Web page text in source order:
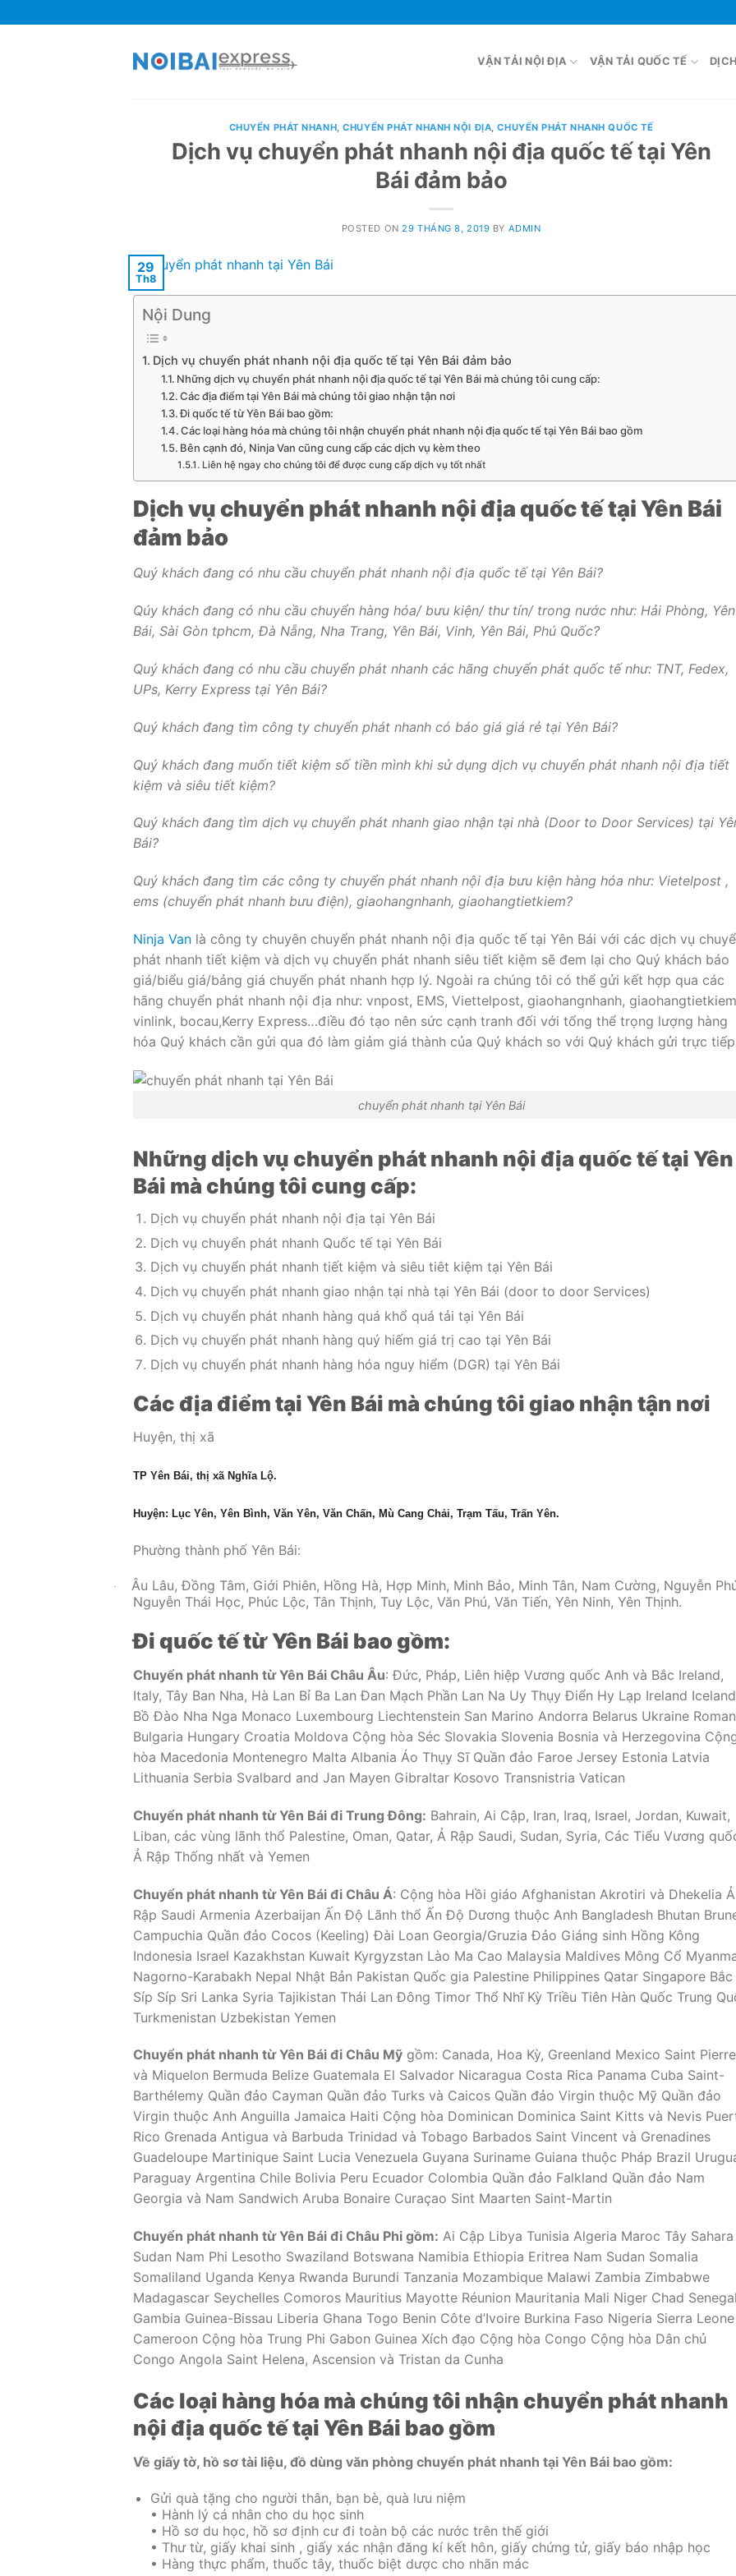
to
VẬN TẢI NỘI ĐỊA VẬN TẢI QUỐC TẾ
CHUYỂN PHÁT NHANH,CHUYỂN PHÁT NHANH NỘI ĐỊA,CHUYỂN PHÁT NHANH QUỐC TẾ
Dịch vụ chuyển phát nhanh nội địa quốc tế tại Yên
Bái đảm bảo
POSTED ON 29 THÁNG 8, 2019 BY ADMIN
29
Th8
Nội Dung
Dịch vụ chuyển phát nhanh nội địa quốc tế tại Yên Bái đảm bảo
Những dịch vụ chuyển phát nhanh nội địa quốc tế tại Yên Bái mà chúng tôi cung cấp:
Các địa điểm tại Yên Bái mà chúng tôi giao nhận tận nơi
Đi quốc tế từ Yên Bái bao gồm:
Các loại hàng hóa mà chúng tôi nhận chuyển phát nhanh nội địa quốc tế tại Yên Bái bao gồm
Bên cạnh đó, Ninja Van cũng cung cấp các dịch vụ kèm theo
Liên hệ ngay cho chúng tôi để được cung cấp dịch vụ tốt nhất
Dịch vụ chuyển phát nhanh nội địa quốc tế tại Yên Bái
đảm bảo
Quý khách đang có nhu cầu chuyển phát nhanh nội địa quốc tế tại Yên Bái?
Qúy khách đang có nhu cầu chuyển hàng hóa/ bưu kiện/ thư tín/ trong nước như: Hải Phòng, Yên
Bái, Sài Gòn tphcm, Đà Nẵng, Nha Trang, Yên Bái, Vinh, Yên Bái, Phú Quốc?
Quý khách đang có nhu cầu chuyển phát nhanh các hãng chuyển phát quốc tế như: TNT, Fedex,
UPs, Kerry Express tại Yên Bái?
Quý khách đang tìm công ty chuyển phát nhanh có báo giá giá rẻ tại Yên Bái?
Quý khách đang muốn tiết kiệm số tiền mình khi sử dụng dịch vụ chuyển phát nhanh nội địa tiết
kiệm và siêu tiết kiệm?
Quý khách đang tìm dịch vụ chuyển phát nhanh giao nhận tại nhà (Door to Door Services) tại
Bái?
Quý khách đang tìm các công ty chuyển phát nhanh nội địa bưu kiện hàng hóa như: Vietelpost ,
ems (chuyển phát nhanh bưu điện), giaohangnhanh, giaohangtietkiem?
Ninja Van là công ty chuyên chuyển phát nhanh nội địa quốc tế tại Yên Bái với các dịch vụ
phát nhanh tiết kiệm và dịch vụ chuyển phát nhanh siêu tiết kiệm sẽ đem lại cho Quý khách báo
giá/biểu giá/bảng giá chuyển phát nhanh hợp lý. Ngoài ra chúng tôi có thể gửi kết hợp qua các
hãng chuyển phát nhanh nội địa như: vnpost, EMS, Viettelpost, giaohangnhanh,
vinlink, bocau,Kerry Express…điều đó tạo nên sức cạnh tranh đối với tổng thể trọng lượng hàng
hóa Quý khách cần gửi qua đó làm giảm giá thành của Quý khách so với Quý khách gửi trực
chuyển phát nhanh tại Yên Bái
Những dịch vụ chuyển phát nhanh nội địa quốc tế tại Yên
Bái mà chúng tôi cung cấp:
Dịch vụ chuyển phát nhanh nội địa tại Yên Bái
Dịch vụ chuyển phát nhanh Quốc tế tại Yên Bái
Dịch vụ chuyển phát nhanh tiết kiệm và siêu tiêt kiệm tại Yên Bái
Dịch vụ chuyển phát nhanh giao nhận tại nhà tại Yên Bái (door to door Services)
Dịch vụ chuyển phát nhanh hàng quá khổ quá tải tại Yên Bái
Dịch vụ chuyển phát nhanh hàng quý hiếm giá trị cao tại Yên Bái
Dịch vụ chuyển phát nhanh hàng hóa nguy hiểm (DGR) tại Yên Bái
Các địa điểm tại Yên Bái mà chúng tôi giao nhận tận nơi
Huyện, thị xã
TP Yên Bái, thị xã Nghĩa Lộ.
Huyện: Lục Yên, Yên Bình, Văn Yên, Văn Chấn, Mù Cang Chải, Trạm Tấu, Trấn Yên.
Phường thành phố Yên Bái:
·
Âu Lâu, Đồng Tâm, Giới Phiên, Hồng Hà, Hợp Minh, Minh Bảo, Minh Tân, Nam Cường, Nguyễn
Nguyễn Thái Học, Phúc Lộc, Tân Thịnh, Tuy Lộc, Văn Phú, Văn Tiến, Yên Ninh, Yên Thịnh.
Đi quốc tế từ Yên Bái bao gồm:
Chuyển phát nhanh từ Yên Bái Châu Âu: Đức, Pháp, Liên hiệp Vương quốc Anh và Bắc Ireland,
Italy, Tây Ban Nha, Hà Lan Bỉ Ba Lan Đan Mạch Phần Lan Na Uy Thụy Điển Hy Lạp Ireland Iceland
Bồ Đào Nha Nga Monaco Luxembourg Liechtenstein San Marino Andorra Belarus Ukraine
Bulgaria Hungary Croatia Moldova Cộng hòa Séc Slovakia Slovenia Bosnia và Herzegovina
hòa Macedonia Montenegro Malta Albania Áo Thụy Sĩ Quần đảo Faroe Jersey Estonia Latvia
Lithuania Serbia Svalbard and Jan Mayen Gibraltar Kosovo Transnistria Vatican
Chuyển phát nhanh từ Yên Bái đi Trung Đông: Bahrain, Ai Cập, Iran, Iraq, Israel, Jordan, Kuwait,
Liban, các vùng lãnh thổ Palestine, Oman, Qatar, Ả Rập Saudi, Sudan, Syria, Các Tiểu Vương
Ả Rập Thống nhất và Yemen
Chuyển phát nhanh từ Yên Bái đi Châu Á: Cộng hòa Hồi giáo Afghanistan Akrotiri và Dhekelia Ả
Rập Saudi Armenia Azerbaijan Ấn Độ Lãnh thổ Ấn Độ Dương thuộc Anh Bangladesh Bhutan
Campuchia Quần đảo Cocos (Keeling) Đài Loan Georgia/Gruzia Đảo Giáng sinh Hồng Kông
Indonesia Israel Kazakhstan Kuwait Kyrgyzstan Lào Ma Cao Malaysia Maldives Mông Cổ
Nagorno-Karabakh Nepal Nhật Bản Pakistan Quốc gia Palestine Philippines Qatar Singapore Bắc
Síp Síp Sri Lanka Syria Tajikistan Thái Lan Đông Timor Thổ Nhĩ Kỳ Triều Tiên Hàn Quốc Trung
Turkmenistan Uzbekistan Yemen
Chuyển phát nhanh từ Yên Bái đi Châu Mỹ gồm: Canada, Hoa Kỳ, Greenland Mexico Saint Pierre
và Miquelon Bermuda Belize Guatemala El Salvador Nicaragua Costa Rica Panama Cuba Saint-
Barthélemy Quần đảo Cayman Quần đảo Turks và Caicos Quần đảo Virgin thuộc Mỹ Quần đảo
Virgin thuộc Anh Anguilla Jamaica Haiti Cộng hòa Dominican Dominica Saint Kitts và Nevis
Rico Grenada Antigua và Barbuda Trinidad và Tobago Barbados Saint Vincent và Grenadines
Guadeloupe Martinique Saint Lucia Venezuela Guyana Suriname Guiana thuộc Pháp Brazil
Paraguay Argentina Chile Bolivia Peru Ecuador Colombia Quần đảo Falkland Quần đảo Nam
Georgia và Nam Sandwich Aruba Bonaire Curaçao Sint Maarten Saint-Martin
Chuyển phát nhanh từ Yên Bái đi Châu Phi gồm: Ai Cập Libya Tunisia Algeria Maroc Tây Sahara
Sudan Nam Phi Lesotho Swaziland Botswana Namibia Ethiopia Eritrea Nam Sudan Somalia
Somaliland Uganda Kenya Rwanda Burundi Tanzania Mozambique Malawi Zambia Zimbabwe
Madagascar Seychelles Comoros Mauritius Mayotte Réunion Mauritania Mali Niger Chad Senegal
Gambia Guinea-Bissau Liberia Ghana Togo Benin Côte d’Ivoire Burkina Faso Nigeria Sierra Leone
Cameroon Cộng hòa Trung Phi Gabon Guinea Xích đạo Cộng hòa Congo Cộng hòa Dân chủ
Congo Angola Saint Helena, Ascension và Tristan da Cunha
Các loại hàng hóa mà chúng tôi nhận chuyển phát nhanh
nội địa quốc tế tại Yên Bái bao gồm
Về giấy tờ, hồ sơ tài liệu, đồ dùng văn phòng chuyển phát nhanh tại Yên Bái bao gồm:
Gửi quà tặng cho người thân, bạn bè, quà lưu niệm
• Hành lý cá nhân cho du học sinh
• Hồ sơ du học, hồ sơ định cư đi toàn bộ các nước trên thế giới
• Thư từ, giấy khai sinh , giấy xác nhận đăng kí kết hôn, giấy chứng tử, giấy báo nhập học
• Hàng thực phẩm, thuốc tây, thuốc biệt dược cho nhãn mác